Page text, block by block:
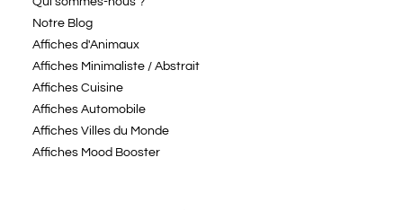
Notre Blog
Affiches d'Animaux
Affiches Minimaliste / Abstrait
Affiches Cuisine
Affiches Automobile
Affiches Villes du Monde
Affiches Mood Booster